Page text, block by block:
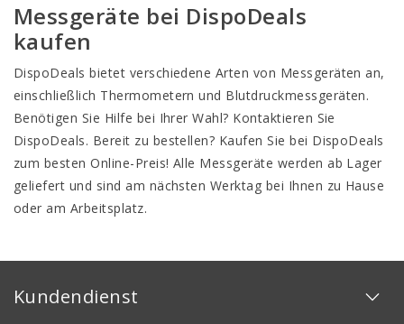
Messgeräte bei DispoDeals
kaufen
DispoDeals bietet verschiedene Arten von Messgeräten an,
einschließlich Thermometern und Blutdruckmessgeräten.
Benötigen Sie Hilfe bei Ihrer Wahl? Kontaktieren Sie
DispoDeals. Bereit zu bestellen? Kaufen Sie bei DispoDeals
zum besten Online-Preis! Alle Messgeräte werden ab Lager
geliefert und sind am nächsten Werktag bei Ihnen zu Hause
oder am Arbeitsplatz.
Kundendienst